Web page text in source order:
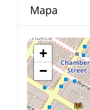
Mapa
+
−